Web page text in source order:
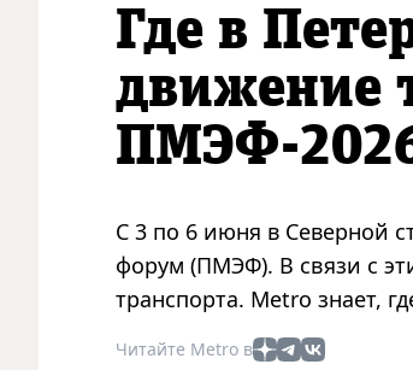
Где в
движение
ПМЭФ-
С 3 по 6 июня в Северной
форум (ПМЭФ). В связи с
транспорта. Metro знает,
Читайте Metro в